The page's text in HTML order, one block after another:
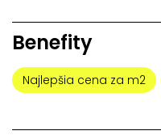
Benefity
Najlepšia cena za m2